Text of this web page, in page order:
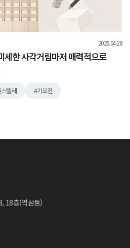
2026.04.28
세한 사각거림마저 매력적으로
텔레 기묘한
18층(역삼동)